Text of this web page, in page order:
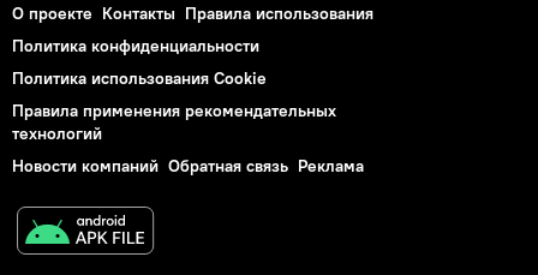
О проекте Контакты Правила использования
Политика конфиденциальности
Политика использования Cookie
Правила применения рекомендательных
технологий
Новости компаний Обратная связь Реклама